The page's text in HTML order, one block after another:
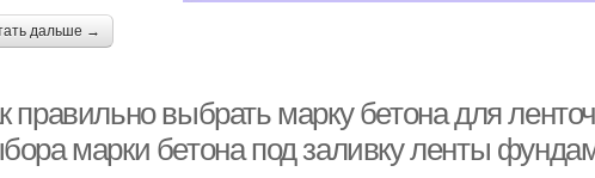
дальше →
правильно выбрать марку бетона для
марки бетона под заливку ленты